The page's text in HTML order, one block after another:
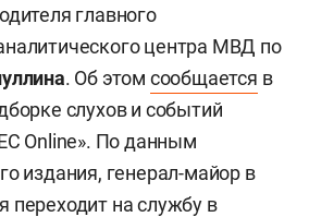
главного
центра МВД по
. Об этом сообщается в
слухов и событий
Online». По данным
издания, генерал-майор в
на службу в